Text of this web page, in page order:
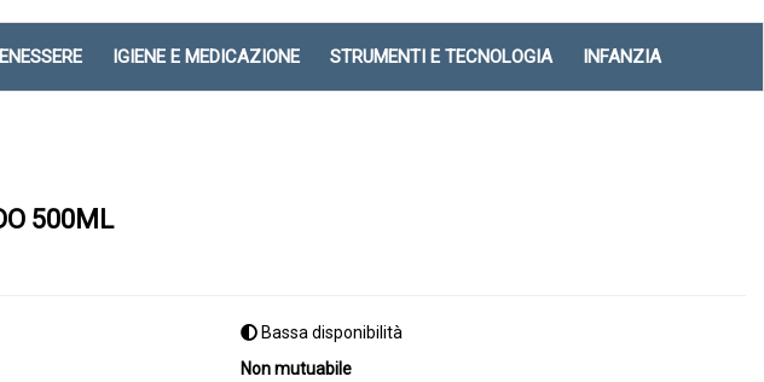
IGIENE E MEDICAZIONE STRUMENTI E TECNOLOGIA INFANZIA
500ML
Bassa disponibilità
Non mutuabile